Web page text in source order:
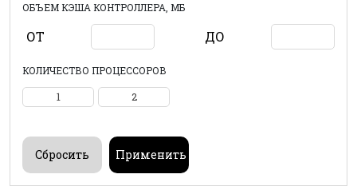
ОБЪЕМ КЭША КОНТРОЛЛЕРА, МБ
ОТ ДО
КОЛИЧЕСТВО ПРОЦЕССОРОВ
1 2